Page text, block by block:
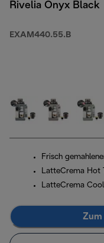
Rivelia Onyx Black
EXAM440.55.B
Frisch
LatteCrema Hot
LatteCrema
Zum